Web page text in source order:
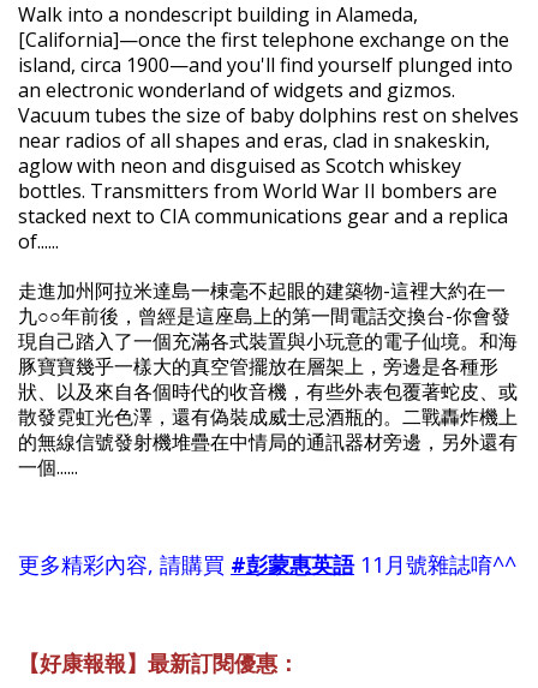
Walk into a nondescript building in Alameda,
[California]—once the first telephone exchange on the
island, circa 1900—and you'll find yourself plunged into
an electronic wonderland of widgets and gizmos.
Vacuum tubes the size of baby dolphins rest on shelves
near radios of all shapes and eras, clad in snakeskin,
aglow with neon and disguised as Scotch whiskey
bottles. Transmitters from World War II bombers are
stacked next to CIA communications gear and a replica
of......
走進加州阿拉米達島一棟毫不起眼的建築物-這裡大約在一
九○○年前後，曾經是這座島上的第一間電話交換台-你會發
現自己踏入了一個充滿各式裝置與小玩意的電子仙境。和海
豚寶寶幾乎一樣大的真空管擺放在層架上，旁邊是各種形
狀、以及來自各個時代的收音機，有些外表包覆著蛇皮、或
散發霓虹光色澤，還有偽裝成威士忌酒瓶的。二戰轟炸機上
的無線信號發射機堆疊在中情局的通訊器材旁邊，另外還有
一個......
更多精彩內容, 請購買 #彭蒙惠英語11月號雜誌唷^^
【好康報報】最新訂閱優惠：